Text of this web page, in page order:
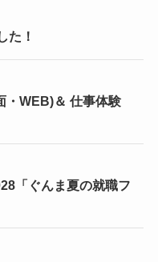
た！
・WEB)＆ 仕事体験
「ぐんま夏の就職フ